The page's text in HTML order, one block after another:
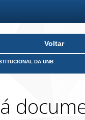
Voltar
DA UNB